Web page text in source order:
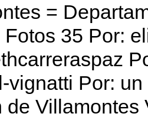
=
Fotos 35 Por:
vignatti Por:
de Villamontes